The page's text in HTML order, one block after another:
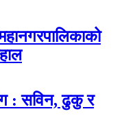
: सविन, ढुकु र